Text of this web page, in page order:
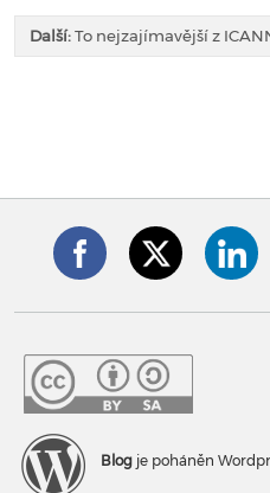
Další:To nejzajímavější z
Blog je poháněn